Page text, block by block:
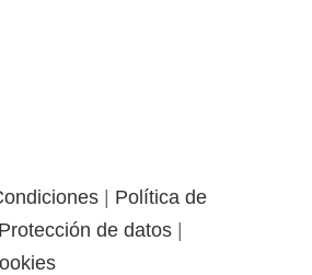
| Política de
de datos |